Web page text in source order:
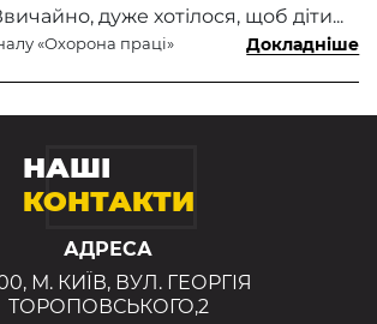
дуже хотілося, щоб діти...
«Охорона праці» Докладніше
НАШІ
КОНТАКТИ
АДРЕСА
М. КИЇВ, ВУЛ. ГЕОРГІЯ
ТОРОПОВСЬКОГО,2